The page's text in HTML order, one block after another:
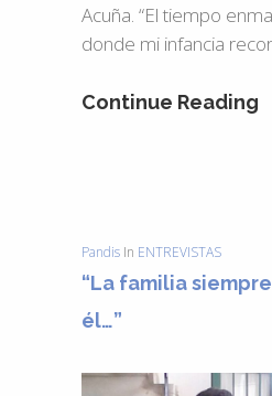
Acuña. “El tiempo
donde mi infancia
Continue Reading
Pandis In ENTREVISTAS
“La familia
él…”